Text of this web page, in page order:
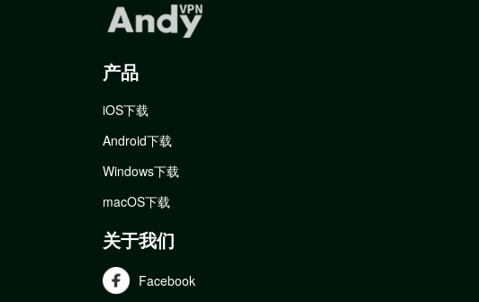
产品
iOS下载
Android下载
Windows下载
macOS下载
关于我们
Facebook